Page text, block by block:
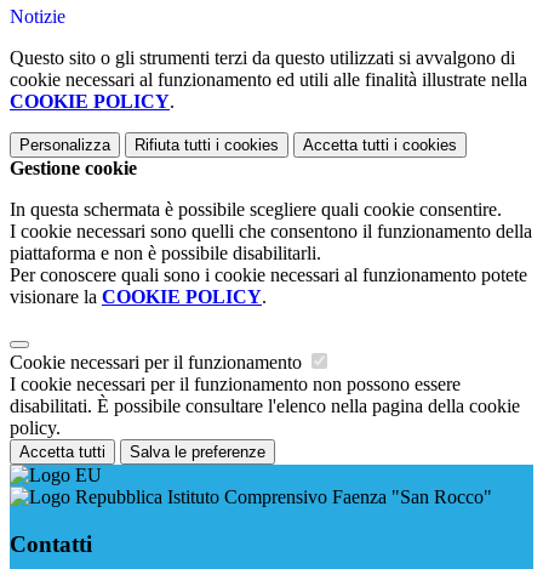
Notizie
Questo sito o gli strumenti terzi da questo utilizzati si avvalgono di
cookie necessari al funzionamento ed utili alle finalità illustrate nella
COOKIE POLICY.
Personalizza Rifiuta tutti i cookies Accetta tutti i cookies
Gestione cookie
In questa schermata è possibile scegliere quali cookie consentire.
I cookie necessari sono quelli che consentono il funzionamento della
piattaforma e non è possibile disabilitarli.
Per conoscere quali sono i cookie necessari al funzionamento potete
visionare la COOKIE POLICY.
Cookie necessari per il funzionamento
I cookie necessari per il funzionamento non possono essere
disabilitati. È possibile consultare l'elenco nella pagina della cookie
policy.
Accetta tutti Salva le preferenze
Istituto Comprensivo Faenza "San Rocco"
Contatti